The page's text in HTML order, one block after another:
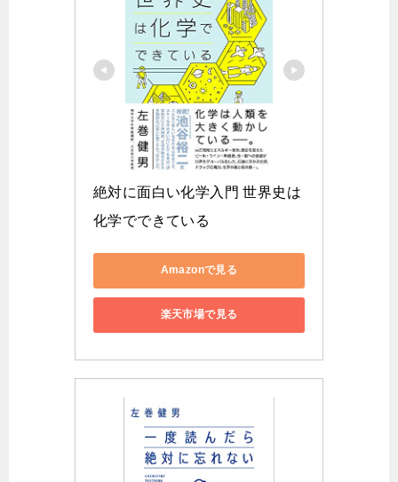
絶対に面白い化学入門 世界史は
化学でできている
Amazonで見る
楽天市場で見る